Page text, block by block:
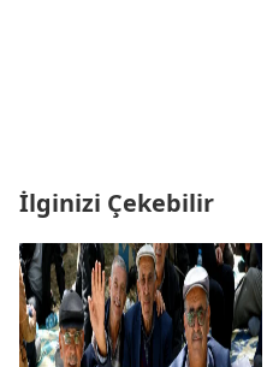
İlginizi Çekebilir